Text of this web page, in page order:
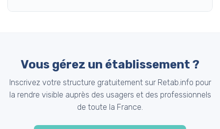
Vous gérez un établissement ?
Inscrivez votre structure gratuitement sur Retab.info pour
la rendre visible auprès des usagers et des professionnels
de toute la France.